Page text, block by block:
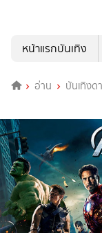
หน้าแรกบันเทิง
อ่าน บันเทิงด
Marvel's The